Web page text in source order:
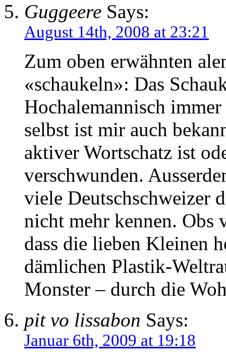
Guggeere Says:
August 14th, 2008 at 23:21
Zum oben erwähnten
«schaukeln»: Das
Hochalemannisch
selbst ist mir auch
aktiver Wortschatz ist
verschwunden.
viele Deutschschweizer
nicht mehr kennen. Obs
dass die lieben Kleinen
dämlichen Plastik-
Monster – durch die
pit vo lissabon Says:
Januar 6th, 2009 at 19:18